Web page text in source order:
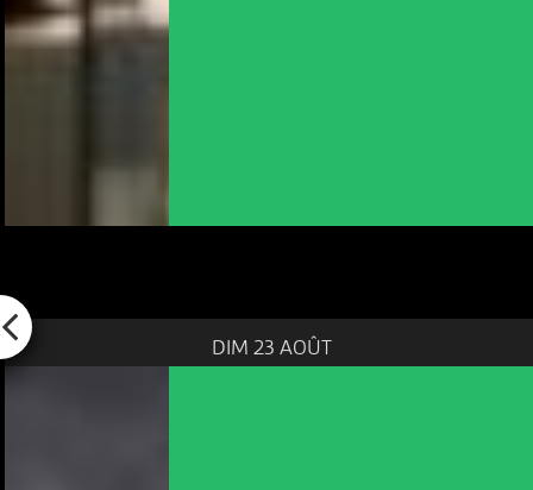
DIM 23 AOÛT